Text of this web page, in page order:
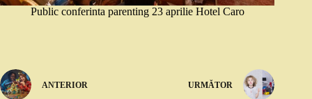
Public conferinta parenting 23 aprilie Hotel Caro
ANTERIOR URMĂTOR